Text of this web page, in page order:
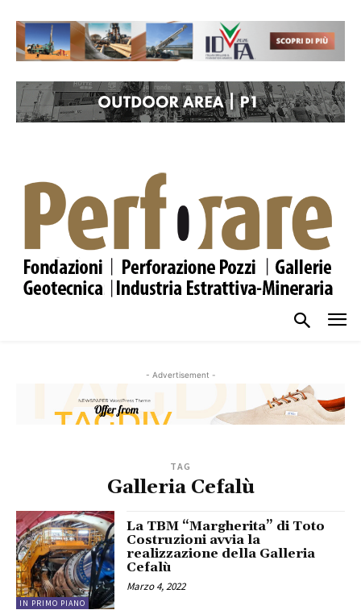
- Advertisement -
TAG
Galleria Cefalù
IN PRIMO PIANO
La TBM “Margherita” di Toto
Costruzioni avvia la
realizzazione della Galleria
Cefalù
Marzo 4, 2022